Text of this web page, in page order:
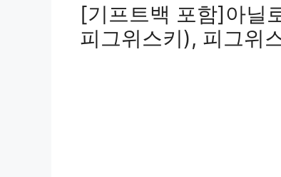
[기프트백 포함]아닐
피그위스키), 피그위